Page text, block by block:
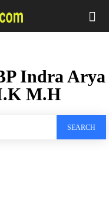
Indra Arya
M.H
SEARCH